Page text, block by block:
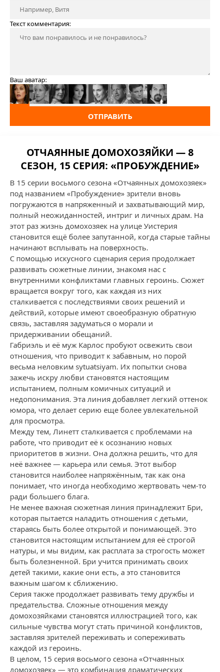
Текст комментария:
Ваш аватар:
ОТПРАВИТЬ
ОТЧАЯННЫЕ ДОМОХОЗЯЙКИ — 8
СЕЗОН, 15 СЕРИЯ: «ПРОБУЖДЕНИЕ»
В 15 серии восьмого сезона «Отчаянных домохозяек»
под названием «Пробуждение» зрители вновь
погружаются в напряженный и захватывающий мир,
полный неожиданностей, интриг и личных драм. На
этот раз жизнь домохозяек на улице Уистерия
становится ещё более запутанной, когда старые тайны
начинают всплывать на поверхность.
С помощью искусного сценария серия продолжает
развивать сюжетные линии, знакомя нас с
внутренними конфликтами главных героинь. Сюжет
вращается вокруг того, как каждая из них
сталкивается с последствиями своих решений и
действий, которые имеют своеобразную обратную
связь, заставляя задуматься о морали и
придерживании обещаний.
Габриэль и её муж Карлос пробуют освежить свои
отношения, что приводит к забавным, но порой
весьма неловким sytuatsiyam. Их попытки снова
зажечь искру любви становятся настоящим
испытанием, полным комичных ситуаций и
недопонимания. Эта линия добавляет легкий оттенок
юмора, что делает серию еще более увлекательной
для просмотра.
Между тем, Линетт сталкивается с проблемами на
работе, что приводит её к осознанию новых
приоритетов в жизни. Она должна решить, что для
неё важнее — карьера или семья. Этот выбор
становится наиболее напряжённым, так как она
понимает, что иногда необходимо жертвовать чем-то
ради большего блага.
Не менее важная сюжетная линия принадлежит Бри,
которая пытается наладить отношения с детьми,
стараясь быть более открытой и понимающей. Это
становится настоящим испытанием для её строгой
натуры, и мы видим, как расплата за строгость может
быть болезненной. Бри учится принимать своих
детей такими, какие они есть, а это становится
важным шагом к сближению.
Серия также продолжает развивать тему дружбы и
предательства. Сложные отношения между
домохозяйками становятся иллюстрацией того, как
сильные чувства могут стать причиной конфликтов,
заставляя зрителей переживать и сопереживать
каждой из героинь.
В целом, 15 серия восьмого сезона «Отчаянных
домохозяек» — это комбинация драматических